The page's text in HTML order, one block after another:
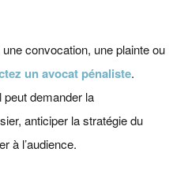
convocation, une plainte ou
un avocat pénaliste.
demander la
anticiper la stratégie du
à l’audience.